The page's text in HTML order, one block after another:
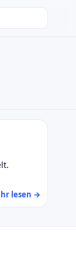
lesen →